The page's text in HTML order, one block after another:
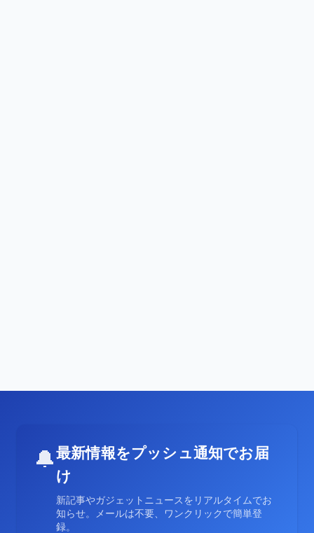
🔔最新情報をプッシュ通知でお届
け
新記事やガジェットニュースをリアルタイムでお
知らせ。メールは不要、ワンクリックで簡単登
録。